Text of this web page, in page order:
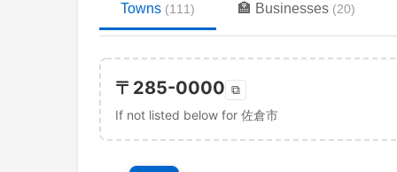
Towns (111) 🏣 Businesses (20)
〒 285-0000 ⧉
If not listed below for 佐倉市